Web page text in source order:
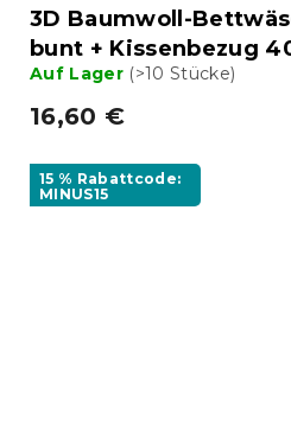
3D Baumwoll-
bunt + Kissenbezug
Auf Lager (>10 Stücke)
16,60 €
15 % Rabattcode:
MINUS15